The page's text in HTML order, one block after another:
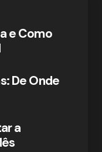
e Como
De Onde
a